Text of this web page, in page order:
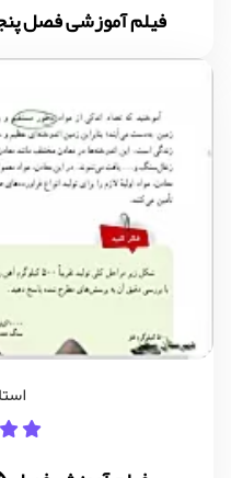
فیلم آموزشی فصل